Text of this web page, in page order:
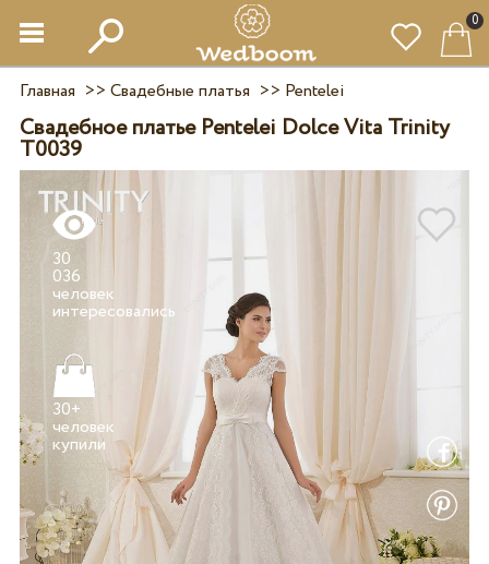
0
Главная >> Свадебные платья >> Pentelei
Свадебное платье Pentelei Dolce Vita Trinity
T0039
30
036
человек
30+
человек